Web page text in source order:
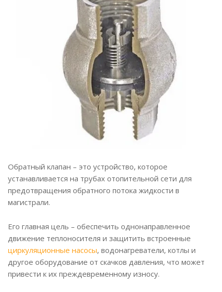
Обратный клапан – это устройство, которое
устанавливается на трубах отопительной сети для
предотвращения обратного потока жидкости в
магистрали.
Его главная цель – обеспечить однонаправленное
движение теплоносителя и защитить встроенные
циркуляционные насосы, водонагреватели, котлы и
другое оборудование от скачков давления, что может
привести к их преждевременному износу.